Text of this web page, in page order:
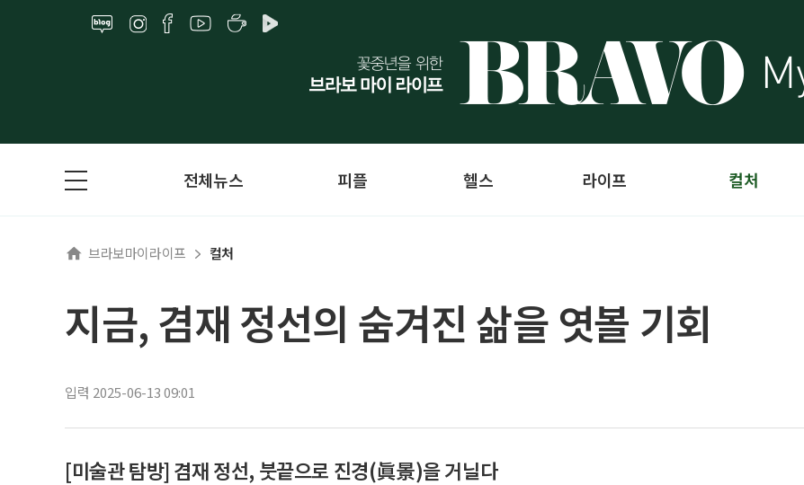
전체뉴스 피플 헬스 라이프 컬처
브라보마이라이프 컬처
지금, 겸재 정선의 숨겨진 삶을 엿볼 기회
입력 2025-06-13 09:01
[미술관 탐방] 겸재 정선, 붓끝으로 진경(眞景)을 거닐다